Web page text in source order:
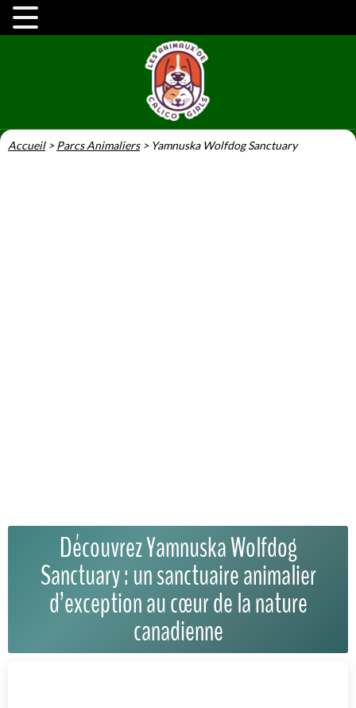
Accueil>Parcs Animaliers> Yamnuska Wolfdog Sanctuary
Découvrez Yamnuska Wolfdog
Sanctuary : un sanctuaire animalier
d’exception au cœur de la nature
canadienne